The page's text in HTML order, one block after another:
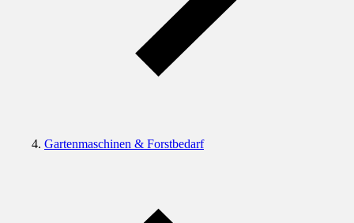
Gartenmaschinen & Forstbedarf